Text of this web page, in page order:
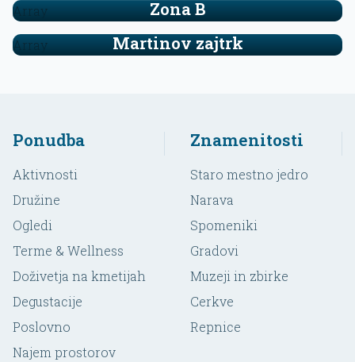
Zona B
Array
Martinov zajtrk
Array
Ponudba
Aktivnosti
Družine
Ogledi
Terme & Wellness
Doživetja na kmetijah
Degustacije
Poslovno
Najem prostorov
Znamenitosti
Staro mestno jedro
Narava
Spomeniki
Gradovi
Muzeji in zbirke
Cerkve
Repnice